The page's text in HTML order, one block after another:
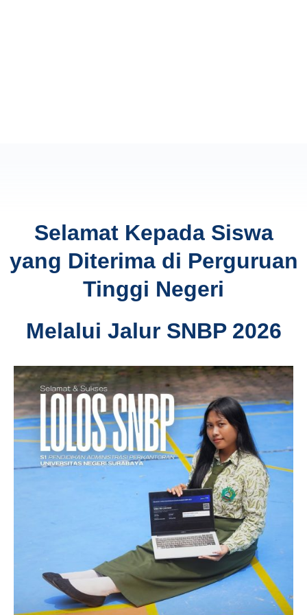
Selamat Kepada Siswa
yang Diterima di Perguruan
Tinggi Negeri
Melalui Jalur SNBP 2026